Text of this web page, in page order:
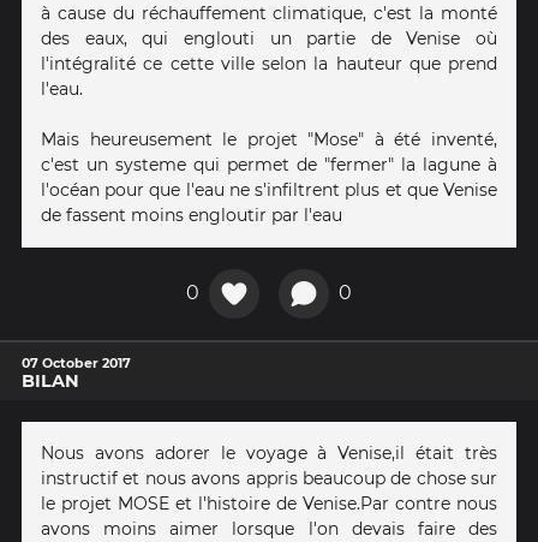
à cause du réchauffement climatique, c'est la monté
des eaux, qui englouti un partie de Venise où
l'intégralité ce cette ville selon la hauteur que prend
l'eau.
Mais heureusement le projet "Mose" à été inventé,
c'est un systeme qui permet de "fermer" la lagune à
l'océan pour que l'eau ne s'infiltrent plus et que Venise
de fassent moins engloutir par l'eau
0 0
07 October 2017
BILAN
Nous avons adorer le voyage à Venise,il était très
instructif et nous avons appris beaucoup de chose sur
le projet MOSE et l'histoire de Venise.Par contre nous
avons moins aimer lorsque l'on devais faire des